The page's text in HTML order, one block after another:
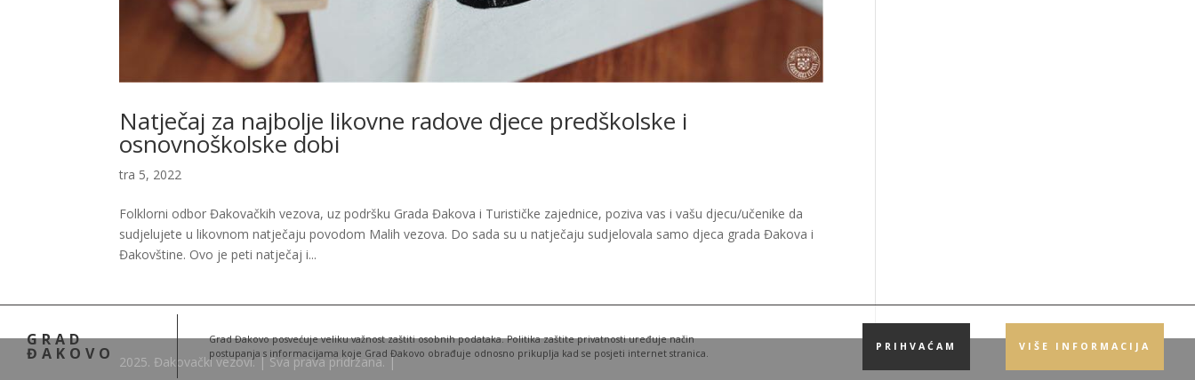
GRAD
ĐAKOVO
Grad Đakovo posvećuje veliku važnost zaštiti osobnih podataka. Politika zaštite privatnosti uređuje način
postupanja s informacijama koje Grad Đakovo obrađuje odnosno prikuplja kad se posjeti internet stranica.
PRIHVAĆAM VIŠE INFORMACIJA
Natječaj za najbolje likovne radove djece predškolske i
osnovnoškolske dobi
tra 5, 2022
Folklorni odbor Đakovačkih vezova, uz podršku Grada Đakova i Turističke zajednice, poziva vas i vašu djecu/učenike da
sudjelujete u likovnom natječaju povodom Malih vezova. Do sada su u natječaju sudjelovala samo djeca grada Đakova i
Đakovštine. Ovo je peti natječaj i...
2025. Đakovački vezovi. | Sva prava pridržana. |